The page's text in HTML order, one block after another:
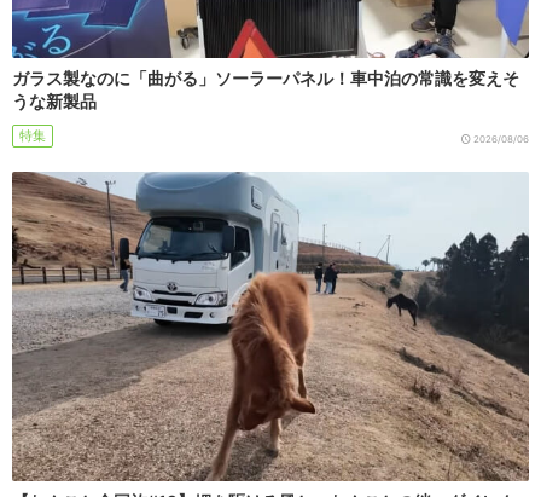
ガラス製なのに「曲がる」ソーラーパネル！車中泊の常識を変えそ
うな新製品
特集 2026/08/06